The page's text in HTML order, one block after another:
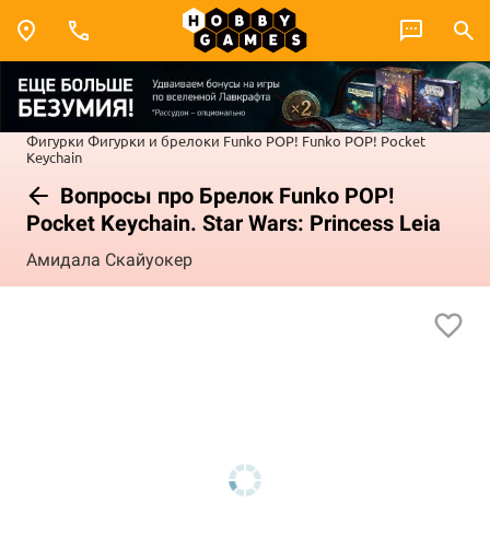
Фигурки Фигурки и брелоки Funko POP! Funko POP! Pocket
Keychain
Вопросы про Брелок Funko POP!
Pocket Keychain. Star Wars: Princess Leia
Амидала Скайуокер